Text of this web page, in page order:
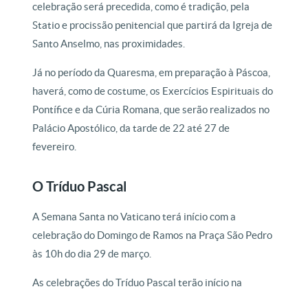
celebração será precedida, como é tradição, pela
Statio e procissão penitencial que partirá da Igreja de
Santo Anselmo, nas proximidades.
Já no período da Quaresma, em preparação à Páscoa,
haverá, como de costume, os Exercícios Espirituais do
Pontífice e da Cúria Romana, que serão realizados no
Palácio Apostólico, da tarde de 22 até 27 de
fevereiro.
O Tríduo Pascal
A Semana Santa no Vaticano terá início com a
celebração do Domingo de Ramos na Praça São Pedro
às 10h do dia 29 de março.
As celebrações do Tríduo Pascal terão início na